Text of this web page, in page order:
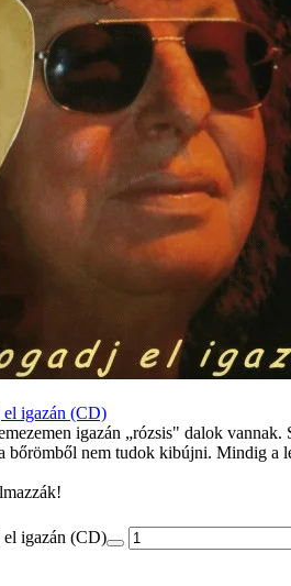
igazán (CD)
igazán „rózsis" dalok vannak.
bőrömből nem tudok kibújni. Mindig a
igazán (CD)